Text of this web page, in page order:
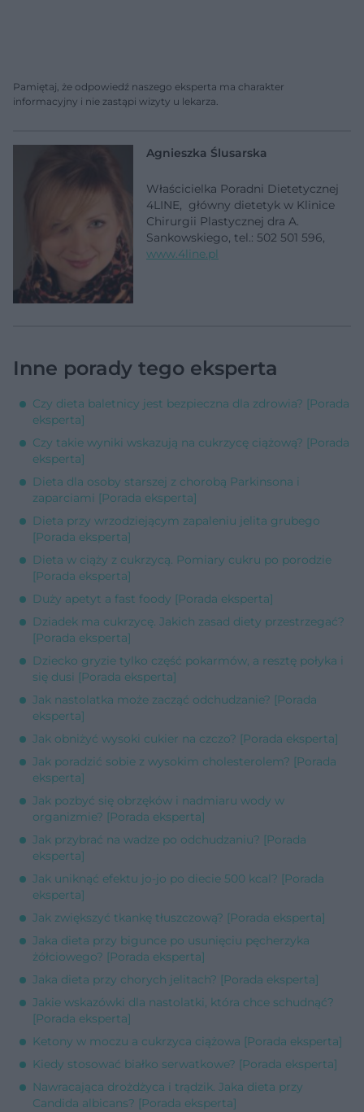
Pamiętaj, że odpowiedź naszego eksperta ma charakter
informacyjny i nie zastąpi wizyty u lekarza.
Agnieszka Ślusarska
Właścicielka Poradni Dietetycznej
4LINE, główny dietetyk w Klinice
Chirurgii Plastycznej dra A.
Sankowskiego, tel.: 502 501 596,
www.4line.pl
Inne porady tego eksperta
Czy dieta baletnicy jest bezpieczna dla zdrowia? [Porada
eksperta]
Czy takie wyniki wskazują na cukrzycę ciążową? [Porada
eksperta]
Dieta dla osoby starszej z chorobą Parkinsona i
zaparciami [Porada eksperta]
Dieta przy wrzodziejącym zapaleniu jelita grubego
[Porada eksperta]
Dieta w ciąży z cukrzycą. Pomiary cukru po porodzie
[Porada eksperta]
Duży apetyt a fast foody [Porada eksperta]
Dziadek ma cukrzycę. Jakich zasad diety przestrzegać?
[Porada eksperta]
Dziecko gryzie tylko część pokarmów, a resztę połyka i
się dusi [Porada eksperta]
Jak nastolatka może zacząć odchudzanie? [Porada
eksperta]
Jak obniżyć wysoki cukier na czczo? [Porada eksperta]
Jak poradzić sobie z wysokim cholesterolem? [Porada
eksperta]
Jak pozbyć się obrzęków i nadmiaru wody w
organizmie? [Porada eksperta]
Jak przybrać na wadze po odchudzaniu? [Porada
eksperta]
Jak uniknąć efektu jo-jo po diecie 500 kcal? [Porada
eksperta]
Jak zwiększyć tkankę tłuszczową? [Porada eksperta]
Jaka dieta przy bigunce po usunięciu pęcherzyka
żółciowego? [Porada eksperta]
Jaka dieta przy chorych jelitach? [Porada eksperta]
Jakie wskazówki dla nastolatki, która chce schudnąć?
[Porada eksperta]
Ketony w moczu a cukrzyca ciążowa [Porada eksperta]
Kiedy stosować białko serwatkowe? [Porada eksperta]
Nawracająca drożdżyca i trądzik. Jaka dieta przy
Candida albicans? [Porada eksperta]